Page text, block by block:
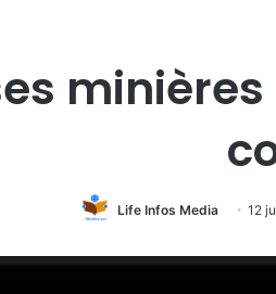
Life Infos Media 12